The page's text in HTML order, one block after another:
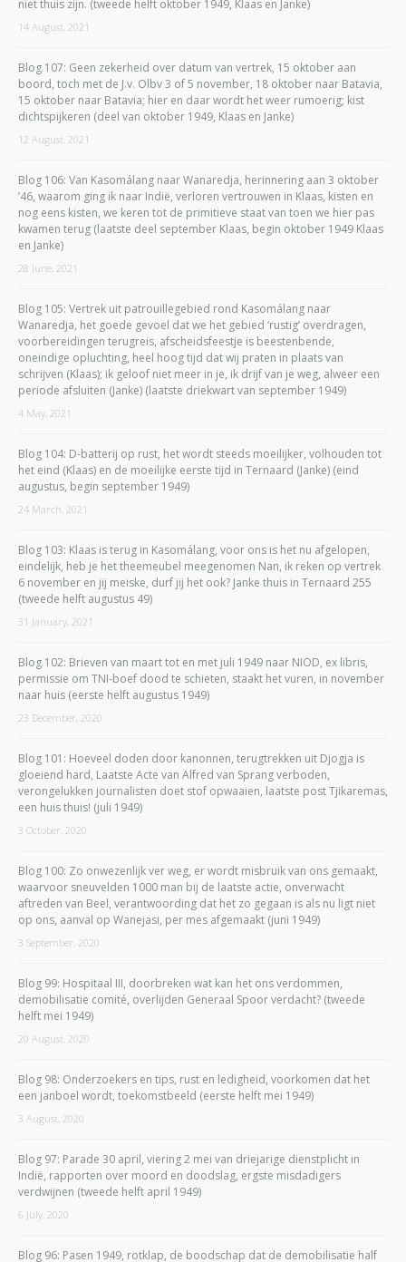
niet thuis zijn. (tweede helft oktober 1949, Klaas en Janke)
14 August, 2021
Blog 107: Geen zekerheid over datum van vertrek, 15 oktober aan
boord, toch met de J.v. Olbv 3 of 5 november, 18 oktober naar Batavia,
15 oktober naar Batavia; hier en daar wordt het weer rumoerig; kist
dichtspijkeren (deel van oktober 1949, Klaas en Janke)
12 August, 2021
Blog 106: Van Kasomálang naar Wanaredja, herinnering aan 3 oktober
’46, waarom ging ik naar Indië, verloren vertrouwen in Klaas, kisten en
nog eens kisten, we keren tot de primitieve staat van toen we hier pas
kwamen terug (laatste deel september Klaas, begin oktober 1949 Klaas
en Janke)
28 June, 2021
Blog 105: Vertrek uit patrouillegebied rond Kasomálang naar
Wanaredja, het goede gevoel dat we het gebied ‘rustig’ overdragen,
voorbereidingen terugreis, afscheidsfeestje is beestenbende,
oneindige opluchting, heel hoog tijd dat wij praten in plaats van
schrijven (Klaas); ik geloof niet meer in je, ik drijf van je weg, alweer een
periode afsluiten (Janke) (laatste driekwart van september 1949)
4 May, 2021
Blog 104: D-batterij op rust, het wordt steeds moeilijker, volhouden tot
het eind (Klaas) en de moeilijke eerste tijd in Ternaard (Janke) (eind
augustus, begin september 1949)
24 March, 2021
Blog 103: Klaas is terug in Kasomálang, voor ons is het nu afgelopen,
eindelijk, heb je het theemeubel meegenomen Nan, ik reken op vertrek
6 november en jij meiske, durf jij het ook? Janke thuis in Ternaard 255
(tweede helft augustus 49)
31 January, 2021
Blog 102: Brieven van maart tot en met juli 1949 naar NIOD, ex libris,
permissie om TNI-boef dood te schieten, staakt het vuren, in november
naar huis (eerste helft augustus 1949)
23 December, 2020
Blog 101: Hoeveel doden door kanonnen, terugtrekken uit Djogja is
gloeiend hard, Laatste Acte van Alfred van Sprang verboden,
verongelukken journalisten doet stof opwaaien, laatste post Tjikaremas,
een huis thuis! (juli 1949)
3 October, 2020
Blog 100: Zo onwezenlijk ver weg, er wordt misbruik van ons gemaakt,
waarvoor sneuvelden 1000 man bij de laatste actie, onverwacht
aftreden van Beel, verantwoording dat het zo gegaan is als nu ligt niet
op ons, aanval op Wanejasi, per mes afgemaakt (juni 1949)
3 September, 2020
Blog 99: Hospitaal III, doorbreken wat kan het ons verdommen,
demobilisatie comité, overlijden Generaal Spoor verdacht? (tweede
helft mei 1949)
20 August, 2020
Blog 98: Onderzoekers en tips, rust en ledigheid, voorkomen dat het
een janboel wordt, toekomstbeeld (eerste helft mei 1949)
3 August, 2020
Blog 97: Parade 30 april, viering 2 mei van driejarige dienstplicht in
Indië, rapporten over moord en doodslag, ergste misdadigers
verdwijnen (tweede helft april 1949)
6 July, 2020
Blog 96: Pasen 1949, rotklap, de boodschap dat de demobilisatie half